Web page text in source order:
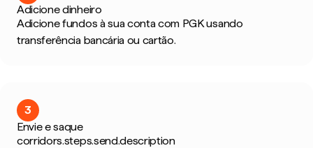
Adicione dinheiro
Adicione fundos à sua conta com PGK usando
transferência bancária ou cartão.
3
Envie e saque
corridors.steps.send.description